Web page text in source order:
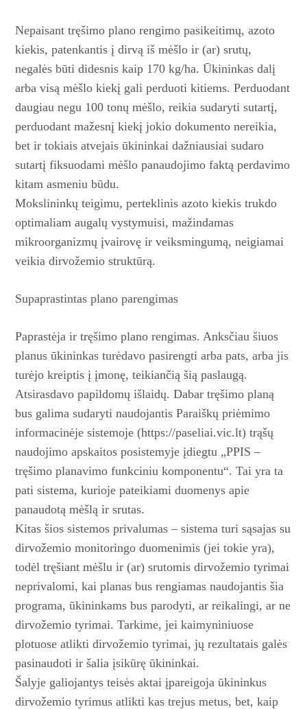
Nepaisant tręšimo plano rengimo pasikeitimų, azoto
kiekis, pa­tenkantis į dirvą iš mėšlo ir (ar) sru­tų,
negalės būti didesnis kaip 170 kg/ha. Ūkininkas dalį
arba visą mėšlo kiekį gali perduoti kitiems. Perduodant
daugiau negu 100 tonų mėšlo, reikia sudaryti sutartį,
perduodant mažesnį kiekį jokio dokumento nereikia,
bet ir tokiais atvejais ūkininkai dažniausiai sudaro
sutartį fiksuodami mėšlo panaudojimo faktą perdavimo
kitam asmeniu būdu.
Mokslininkų teigimu, perteklinis azoto kiekis trukdo
optimaliam augalų vystymuisi, mažindamas
mikroorganizmų įvairovę ir veiksmingumą, neigiamai
veikia dir­vožemio struktūrą.
Supaprastintas planoparengimas
Paprastėja ir tręšimo plano rengimas. Anksčiau šiuos
planus ūkininkas turėdavo pasirengti arba pats, arba jis
turėjo kreiptis į įmonę, teikiančią šią paslaugą.
Atsirasdavo papildomų išlaidų. Dabar tręšimo planą
bus galima sudaryti naudojantis Paraiškų priėmimo
informa­ci­nėje sistemoje (https://paseliai.vic.lt) trąšų
naudojimo apskaitos posistemyje įdiegtu „PPIS –
tręšimo planavimo funkciniu komponentu“. Tai yra ta
pati sistema, kurioje pateikiami duomenys apie
panaudotą mėšlą ir srutas.
Kitas šios sistemos privalumas – sistema turi sąsajas su
dirvožemio monitoringo duomenimis (jei tokie yra),
todėl tręšiant mėšlu ir (ar) srutomis dirvožemio tyrimai
neprivalomi, kai planas bus rengiamas naudojantis šia
programa, ūkininkams bus parodyti, ar reikalingi, ar ne
dirvožemio tyrimai. Tarkime, jei kaimyniniuose
plotuose atlikti dirvožemio tyrimai, jų rezultatais galės
pasinaudoti ir šalia įsikūrę ūkininkai.
Šalyje galiojantys teisės aktai įpareigoja ūkininkus
dirvožemio tyrimus atlikti kas trejus metus, bet, kaip